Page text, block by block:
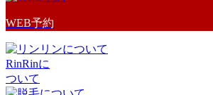
WEB予約
RinRinに
ついて